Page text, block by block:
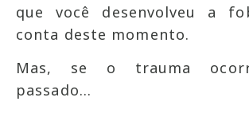
que você desenvolveu a
conta deste momento.
Mas, se o trauma
passado…